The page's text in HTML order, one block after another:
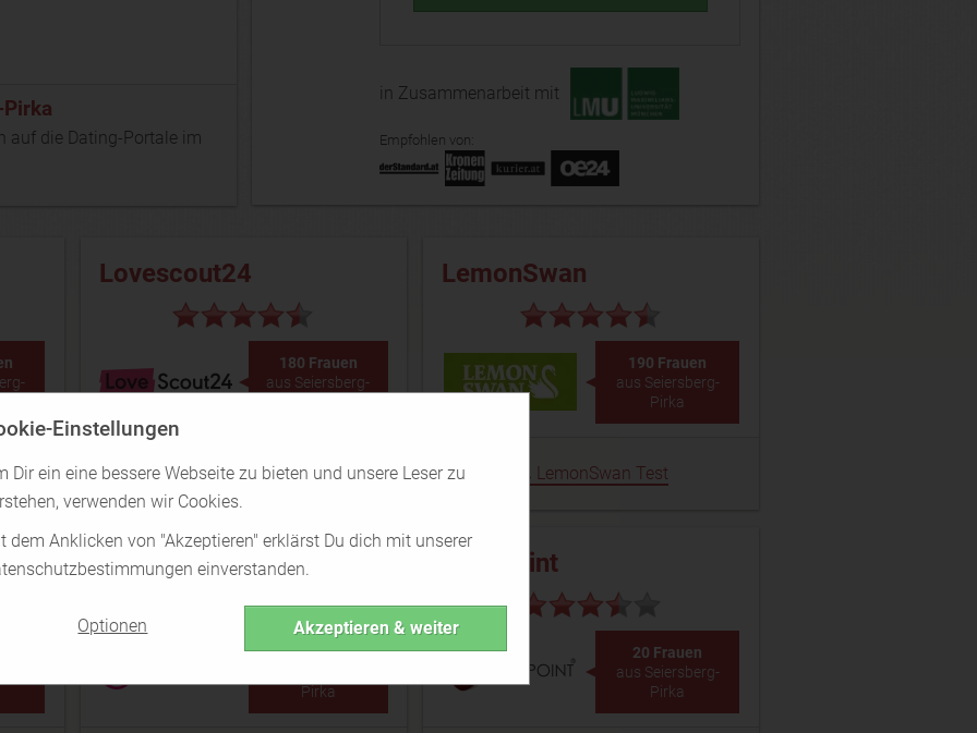
Einstellungen
Dir ein eine bessere Webseite zu bieten und unsere Leser zu
verwenden wir Cookies.
dem Anklicken von "Akzeptieren" erklärst Du dich mit unserer
einverstanden.
Optionen Akzeptieren & weiter
auf die Dating-Portale im
in Zusammenarbeit mit
Empfohlen von:
Lovescout24
180 Frauen
aus Seiersberg-
Lovescout24 Test
LemonSwan
190 Frauen
aus Seiersberg-
Pirka
LemonSwan Test
neu.de
120 Frauen
Pirka
Lovepoint
20 Frauen
aus Seiersberg-
Pirka